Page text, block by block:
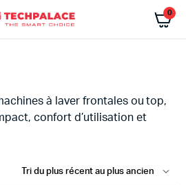
0
à laver frontales ou top,
confort d’utilisation et